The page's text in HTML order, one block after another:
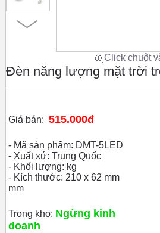
Click chuột
Đèn năng lượng mặt trời
Giá bán:515.000đ
- Mã sản phẩm: DMT-5LED
- Xuất xứ: Trung Quốc
- Khối lượng: kg
- Kích thước: 210 x 62 mm
mm
Trong kho: Ngừng kinh
doanh